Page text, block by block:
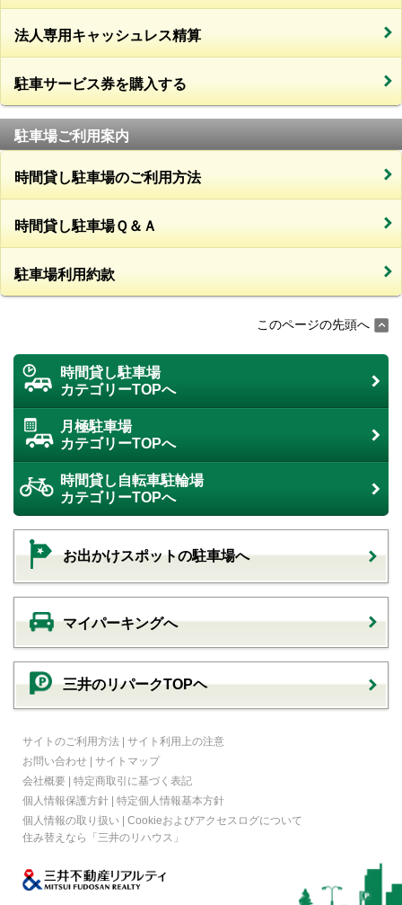
法人専用キャッシュレス精算
駐車サービス券を購入する
駐車場ご利用案内
時間貸し駐車場のご利用方法
時間貸し駐車場Ｑ＆Ａ
駐車場利用約款
このページの先頭へ
時間貸し駐車場
カテゴリーTOPへ
月極駐車場
カテゴリーTOPへ
時間貸し自転車駐輪場
カテゴリーTOPへ
お出かけスポットの駐車場へ
マイパーキングへ
三井のリパークTOPヘ
サイトのご利用方法 | サイト利用上の注意
お問い合わせ | サイトマップ
会社概要 | 特定商取引に基づく表記
個人情報保護方針 | 特定個人情報基本方針
個人情報の取り扱い | Cookieおよびアクセスログについて
住み替えなら
「三井のリハウス」